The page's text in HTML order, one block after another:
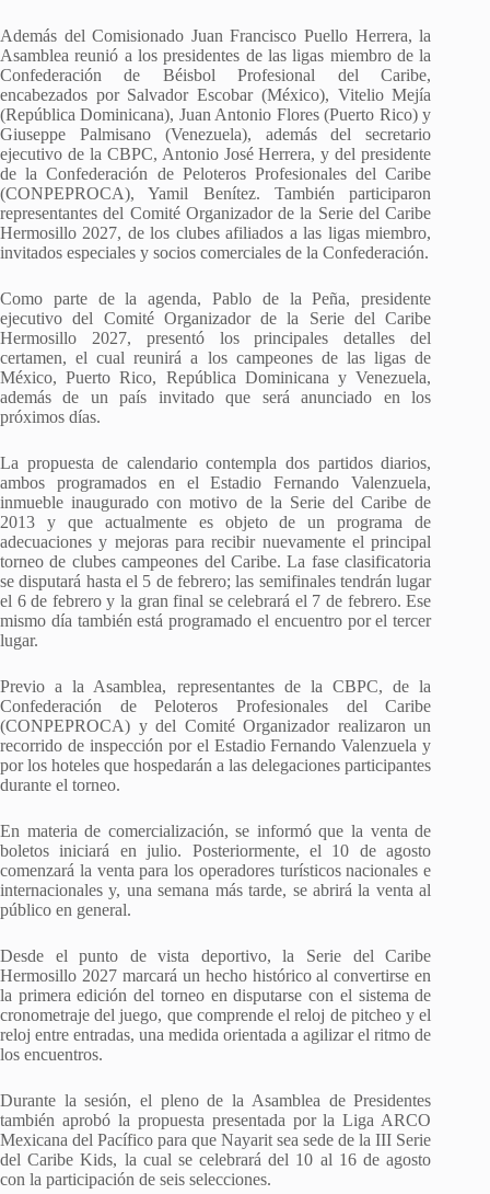
Además del Comisionado Juan Francisco Puello Herrera, la
Asamblea reunió a los presidentes de las ligas miembro de la
Confederación de Béisbol Profesional del Caribe,
encabezados por Salvador Escobar (México), Vitelio Mejía
(República Dominicana), Juan Antonio Flores (Puerto Rico) y
Giuseppe Palmisano (Venezuela), además del secretario
ejecutivo de la CBPC, Antonio José Herrera, y del presidente
de la Confederación de Peloteros Profesionales del Caribe
(CONPEPROCA), Yamil Benítez. También participaron
representantes del Comité Organizador de la Serie del Caribe
Hermosillo 2027, de los clubes afiliados a las ligas miembro,
invitados especiales y socios comerciales de la Confederación.
Como parte de la agenda, Pablo de la Peña, presidente
ejecutivo del Comité Organizador de la Serie del Caribe
Hermosillo 2027, presentó los principales detalles del
certamen, el cual reunirá a los campeones de las ligas de
México, Puerto Rico, República Dominicana y Venezuela,
además de un país invitado que será anunciado en los
próximos días.
La propuesta de calendario contempla dos partidos diarios,
ambos programados en el Estadio Fernando Valenzuela,
inmueble inaugurado con motivo de la Serie del Caribe de
2013 y que actualmente es objeto de un programa de
adecuaciones y mejoras para recibir nuevamente el principal
torneo de clubes campeones del Caribe. La fase clasificatoria
se disputará hasta el 5 de febrero; las semifinales tendrán lugar
el 6 de febrero y la gran final se celebrará el 7 de febrero. Ese
mismo día también está programado el encuentro por el tercer
lugar.
Previo a la Asamblea, representantes de la CBPC, de la
Confederación de Peloteros Profesionales del Caribe
(CONPEPROCA) y del Comité Organizador realizaron un
recorrido de inspección por el Estadio Fernando Valenzuela y
por los hoteles que hospedarán a las delegaciones participantes
durante el torneo.
En materia de comercialización, se informó que la venta de
boletos iniciará en julio. Posteriormente, el 10 de agosto
comenzará la venta para los operadores turísticos nacionales e
internacionales y, una semana más tarde, se abrirá la venta al
público en general.
Desde el punto de vista deportivo, la Serie del Caribe
Hermosillo 2027 marcará un hecho histórico al convertirse en
la primera edición del torneo en disputarse con el sistema de
cronometraje del juego, que comprende el reloj de pitcheo y el
reloj entre entradas, una medida orientada a agilizar el ritmo de
los encuentros.
Durante la sesión, el pleno de la Asamblea de Presidentes
también aprobó la propuesta presentada por la Liga ARCO
Mexicana del Pacífico para que Nayarit sea sede de la III Serie
del Caribe Kids, la cual se celebrará del 10 al 16 de agosto
con la participación de seis selecciones.